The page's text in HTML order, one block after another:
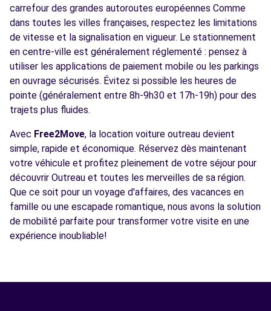
carrefour des grandes autoroutes européennes Comme
dans toutes les villes françaises, respectez les limitations
de vitesse et la signalisation en vigueur. Le stationnement
en centre-ville est généralement réglementé : pensez à
utiliser les applications de paiement mobile ou les parkings
en ouvrage sécurisés. Évitez si possible les heures de
pointe (généralement entre 8h-9h30 et 17h-19h) pour des
trajets plus fluides.
Avec Free2Move, la location voiture outreau devient
simple, rapide et économique. Réservez dès maintenant
votre véhicule et profitez pleinement de votre séjour pour
découvrir Outreau et toutes les merveilles de sa région.
Que ce soit pour un voyage d'affaires, des vacances en
famille ou une escapade romantique, nous avons la solution
de mobilité parfaite pour transformer votre visite en une
expérience inoubliable!